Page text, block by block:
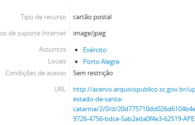
Tipo de recurso
cartão postal
de suporte Internet
image/jpeg
Assuntos
Exército
Locais
Porto Alegre
Condições de acesso
Sem restrição
URL
http://acervo.arquivopublico.sc.gov.br/
estado-de-santa-
catarina/2/0/d/
9726-4756-bdce-5ab2eda0f4e3-62519-